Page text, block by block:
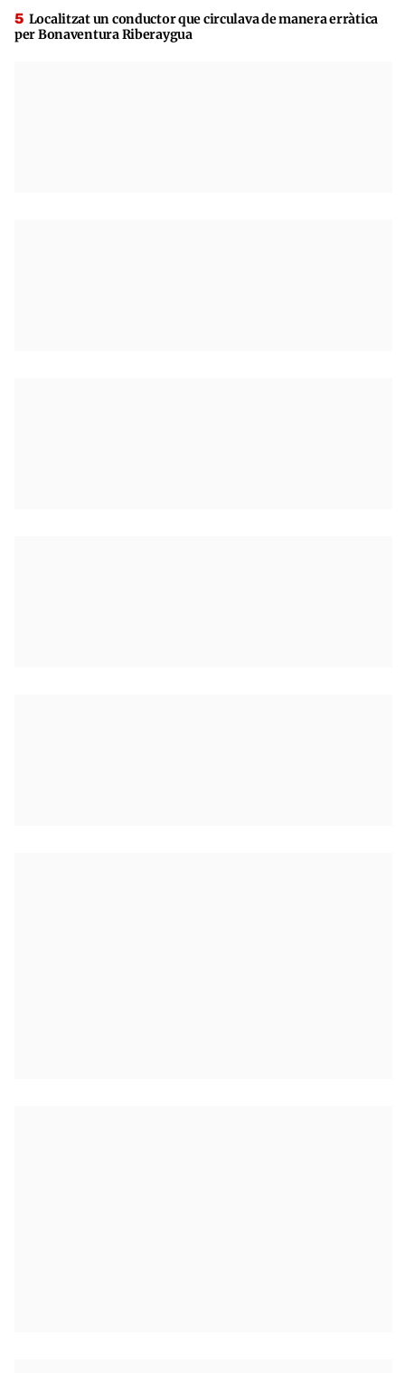
Localitzat un conductor que circulava de manera erràtica
per Bonaventura Riberaygua